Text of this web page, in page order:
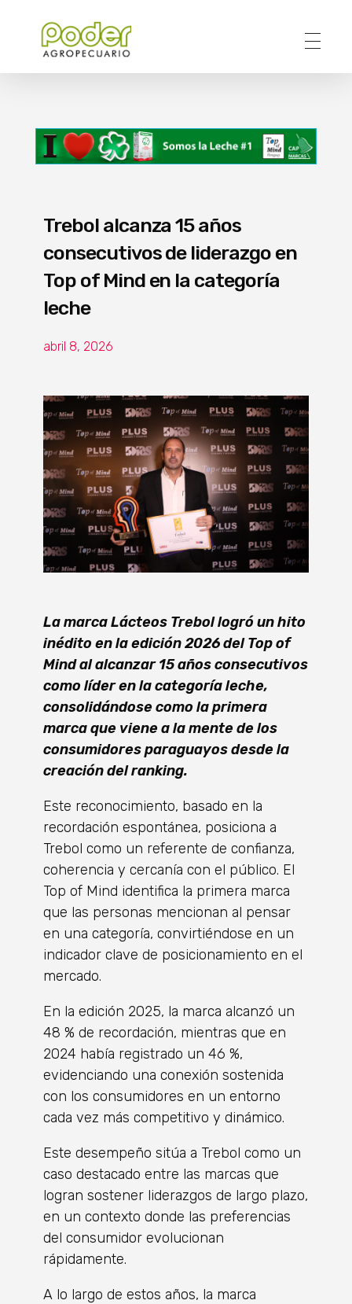
Trebol alcanza 15 años
consecutivos de liderazgo en
Top of Mind en la categoría
leche
abril 8, 2026
La marca Lácteos Trebol logró un hito
inédito en la edición 2026 del Top of
Mind al alcanzar 15 años consecutivos
como líder en la categoría leche,
consolidándose como la primera
marca que viene a la mente de los
consumidores paraguayos desde la
creación del ranking.
Este reconocimiento, basado en la
recordación espontánea, posiciona a
Trebol como un referente de confianza,
coherencia y cercanía con el público. El
Top of Mind identifica la primera marca
que las personas mencionan al pensar
en una categoría, convirtiéndose en un
indicador clave de posicionamiento en el
mercado.
En la edición 2025, la marca alcanzó un
48 % de recordación, mientras que en
2024 había registrado un 46 %,
evidenciando una conexión sostenida
con los consumidores en un entorno
cada vez más competitivo y dinámico.
Este desempeño sitúa a Trebol como un
caso destacado entre las marcas que
logran sostener liderazgos de largo plazo,
en un contexto donde las preferencias
del consumidor evolucionan
rápidamente.
A lo largo de estos años, la marca